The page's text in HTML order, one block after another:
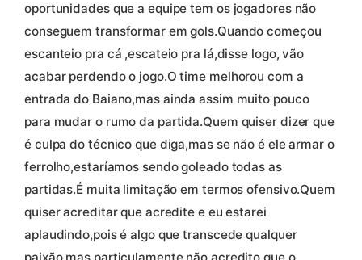
oportunidades que a equipe tem os jogadores não
conseguem transformar em gols.Quando começou
escanteio pra cá ,escateio pra lá,disse logo, vão
acabar perdendo o jogo.O time melhorou com a
entrada do Baiano,mas ainda assim muito pouco
para mudar o rumo da partida.Quem quiser dizer que
é culpa do técnico que diga,mas se não é ele armar o
ferrolho,estaríamos sendo goleado todas as
partidas.É muita limitação em termos ofensivo.Quem
quiser acreditar que acredite e eu estarei
aplaudindo,pois é algo que transcede qualquer